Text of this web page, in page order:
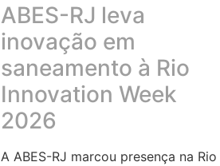
ABES-RJ leva
inovação em
saneamento à Rio
Innovation Week
2026
A ABES-RJ marcou presença na Rio